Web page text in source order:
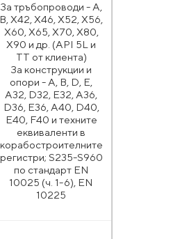
За тръбопроводи - А,
В, X42, X46, X52, X56,
X60, X65, X70, X80,
Х90 и др. (API 5L и
ТТ от клиента)
За конструкции и
опори - A, B, D, E,
A32, D32, E32, A36,
D36, E36, A40, D40,
E40, F40 и техните
еквиваленти в
корабостроителните
регистри; S235-S960
по стандарт EN
10025 (ч. 1-6), EN
10225